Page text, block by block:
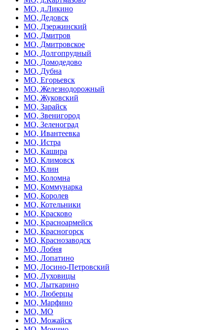
МО, д.Ликино
МО, Дедовск
МО, Дзержинский
МО, Дмитров
МО, Дмитровское
МО, Долгопрудный
МО, Домодедово
МО, Дубна
МО, Егорьевск
МО, Железнодорожный
МО, Жуковский
МО, Зарайск
МО, Звенигород
МО, Зеленоград
МО, Ивантеевка
МО, Истра
МО, Кашира
МО, Климовск
МО, Клин
МО, Коломна
МО, Коммунарка
МО, Королев
МО, Котельники
МО, Красково
МО, Красноармейск
МО, Красногорск
МО, Краснозаводск
МО, Лобня
МО, Лопатино
МО, Лосино-Петровский
МО, Луховицы
МО, Лыткарино
МО, Люберцы
МО, Марфино
МО, МО
МО, Можайск